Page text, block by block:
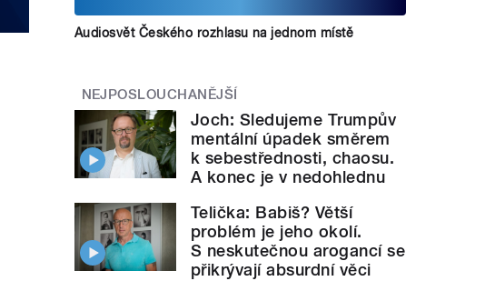
Audiosvět Českého rozhlasu na jednom místě
NEJPOSLOUCHANĚJŠÍ
Joch: Sledujeme Trumpův
mentální úpadek směrem
k sebestřednosti, chaosu.
A konec je v nedohlednu
Telička: Babiš? Větší
problém je jeho okolí.
S neskutečnou arogancí se
přikrývají absurdní věci